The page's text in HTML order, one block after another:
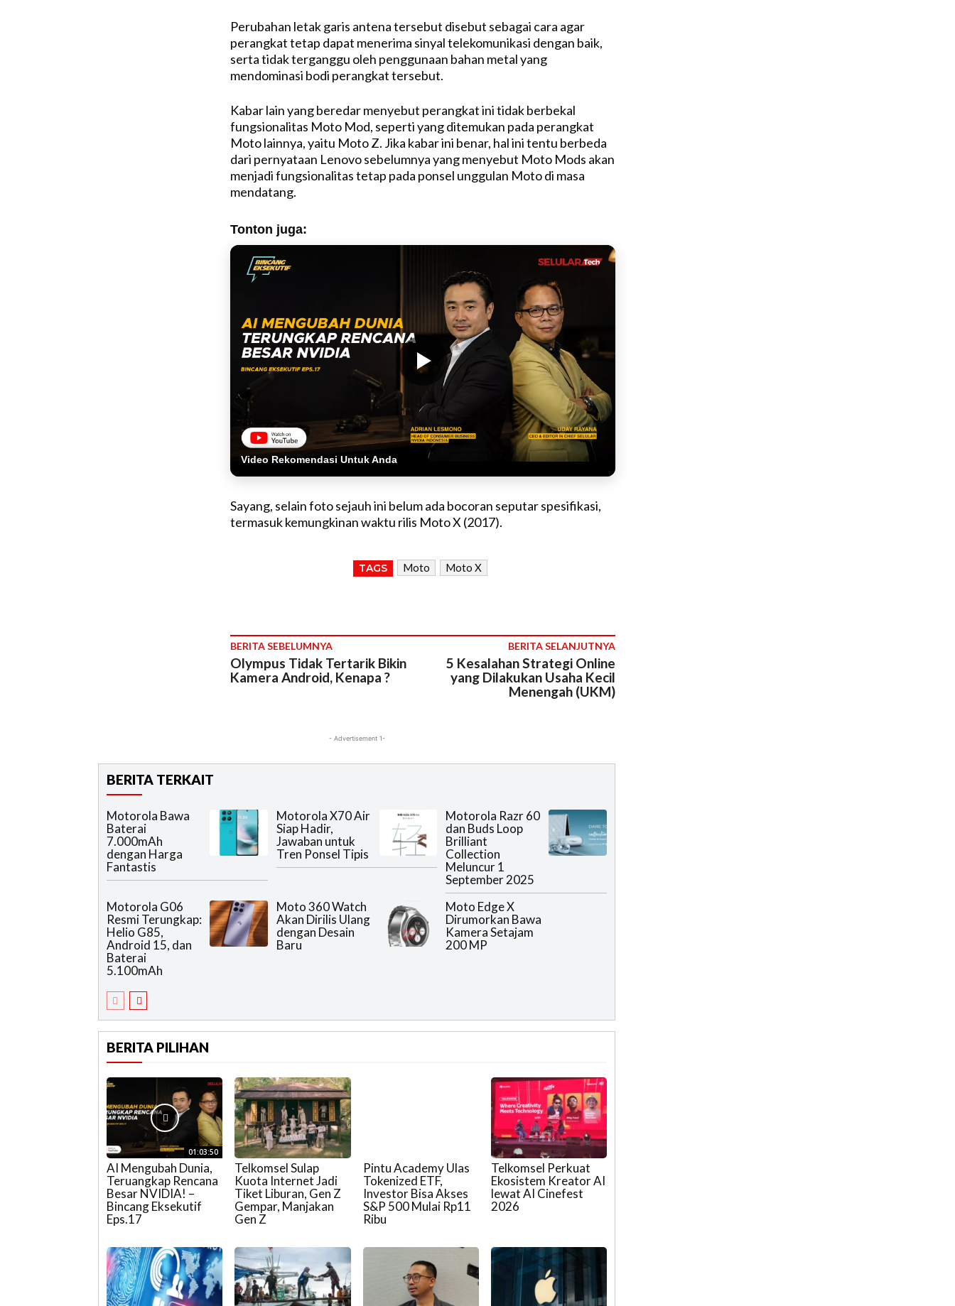
Perubahan letak garis antena tersebut disebut sebagai cara agar
perangkat tetap dapat menerima sinyal telekomunikasi dengan baik,
serta tidak terganggu oleh penggunaan bahan metal yang
mendominasi bodi perangkat tersebut.
Kabar lain yang beredar menyebut perangkat ini tidak berbekal
fungsionalitas Moto Mod, seperti yang ditemukan pada perangkat
Moto lainnya, yaitu Moto Z. Jika kabar ini benar, hal ini tentu berbeda
dari pernyataan Lenovo sebelumnya yang menyebut Moto Mods akan
menjadi fungsionalitas tetap pada ponsel unggulan Moto di masa
mendatang.
Tonton juga:
Video Rekomendasi Untuk Anda
Sayang, selain foto sejauh ini belum ada bocoran seputar spesifikasi,
termasuk kemungkinan waktu rilis Moto X (2017).
TAGS Moto Moto X
BERITA SEBELUMNYA
Olympus Tidak Tertarik Bikin
Kamera Android, Kenapa ?
BERITA SELANJUTNYA
5 Kesalahan Strategi Online
yang Dilakukan Usaha Kecil
Menengah (UKM)
- Advertisement 1-
BERITA TERKAIT
Motorola Bawa
Baterai
7.000mAh
dengan Harga
Fantastis
Motorola X70 Air
Siap Hadir,
Jawaban untuk
Tren Ponsel Tipis
Motorola Razr 60
dan Buds Loop
Brilliant
Collection
Meluncur 1
September 2025
Motorola G06
Resmi Terungkap:
Helio G85,
Android 15, dan
Baterai
5.100mAh
Moto 360 Watch
Akan Dirilis Ulang
dengan Desain
Baru
Moto Edge X
Dirumorkan Bawa
Kamera Setajam
200 MP
BERITA PILIHAN
01:03:50
AI Mengubah Dunia,
Teruangkap Rencana
Besar NVIDIA! –
Bincang Eksekutif
Eps.17
Telkomsel Sulap
Kuota Internet Jadi
Tiket Liburan, Gen Z
Gempar, Manjakan
Gen Z
Pintu Academy Ulas
Tokenized ETF,
Investor Bisa Akses
S&P 500 Mulai Rp11
Ribu
Telkomsel Perkuat
Ekosistem Kreator AI
lewat AI Cinefest
2026